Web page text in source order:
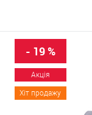
- 19 %
Акція
Хіт продажу